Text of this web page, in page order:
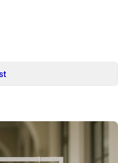
:
Composition